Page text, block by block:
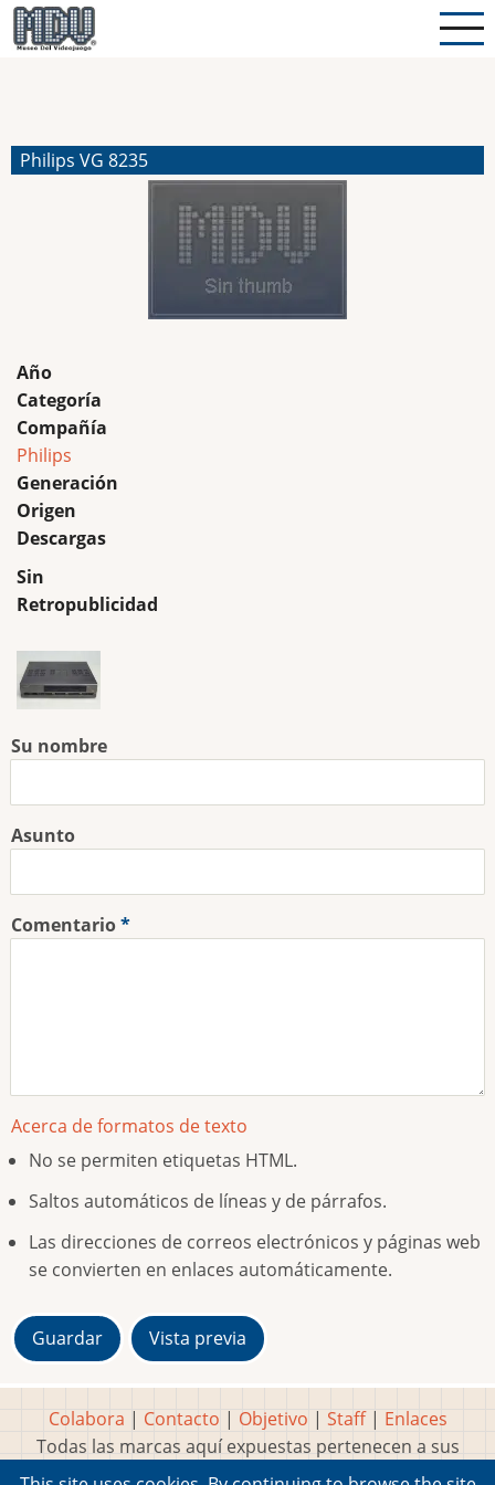
Pasar
al
Philips VG 8235
Año
Categoría
Compañía
Philips
Generación
Origen
Descargas
Sin
Retropublicidad
Su nombre
Asunto
Comentario
Acerca de formatos de texto
No se permiten etiquetas HTML.
Saltos automáticos de líneas y de párrafos.
Las direcciones de correos electrónicos y páginas web
se convierten en enlaces automáticamente.
Colabora | Contacto | Objetivo | Staff| Enlaces
Todas las marcas aquí expuestas pertenecen a sus
respectivos y legítimos dueños